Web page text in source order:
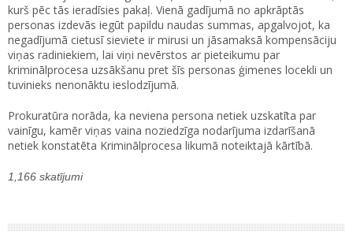
kurš pēc tās ieradīsies pakaļ. Vienā gadījumā no apkrāptās
personas izdevās iegūt papildu naudas summas, apgalvojot, ka
negadījumā cietusī sieviete ir mirusi un jāsamaksā kompensāciju
viņas radiniekiem, lai viņi nevērstos ar pieteikumu par
kriminālprocesa uzsākšanu pret šīs personas ģimenes locekli un
tuvinieks nenonāktu ieslodzījumā.
Prokuratūra norāda, ka neviena persona netiek uzskatīta par
vainīgu, kamēr viņas vaina noziedzīga nodarījuma izdarīšanā
netiek konstatēta Kriminālprocesa likumā noteiktajā kārtībā.
1,166 skatījumi